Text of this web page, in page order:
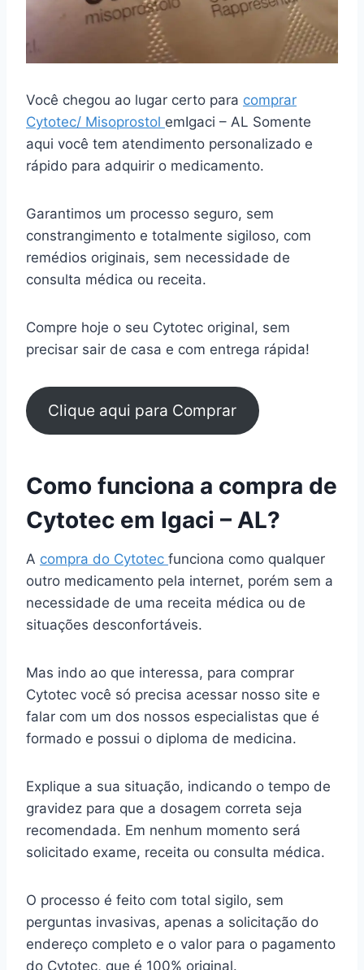
Você chegou ao lugar certo para comprar
Cytotec/ Misoprostol emIgaci – AL Somente
aqui você tem atendimento personalizado e
rápido para adquirir o medicamento.
Garantimos um processo seguro, sem
constrangimento e totalmente sigiloso, com
remédios originais, sem necessidade de
consulta médica ou receita.
Compre hoje o seu Cytotec original, sem
precisar sair de casa e com entrega rápida!
Clique aqui para Comprar
Como funciona a compra de
Cytotec em Igaci – AL?
A compra do Cytotec funciona como qualquer
outro medicamento pela internet, porém sem a
necessidade de uma receita médica ou de
situações desconfortáveis.
Mas indo ao que interessa, para comprar
Cytotec você só precisa acessar nosso site e
falar com um dos nossos especialistas que é
formado e possui o diploma de medicina.
Explique a sua situação, indicando o tempo de
gravidez para que a dosagem correta seja
recomendada. Em nenhum momento será
solicitado exame, receita ou consulta médica.
O processo é feito com total sigilo, sem
perguntas invasivas, apenas a solicitação do
endereço completo e o valor para o pagamento
do Cytotec, que é 100% original.